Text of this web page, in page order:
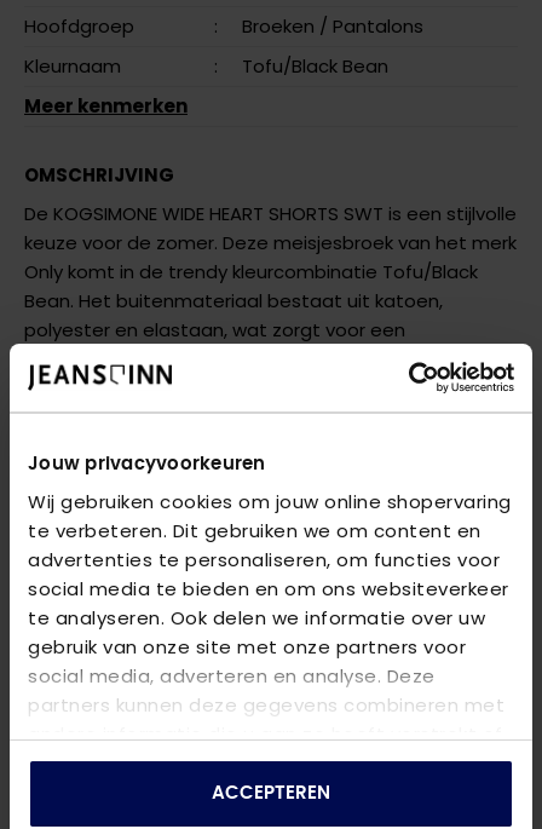
Jouw privacyvoorkeuren
Wij gebruiken cookies om jouw online shopervaring
te verbeteren. Dit gebruiken we om content en
advertenties te personaliseren, om functies voor
social media te bieden en om ons websiteverkeer
te analyseren. Ook delen we informatie over uw
gebruik van onze site met onze partners voor
social media, adverteren en analyse. Deze
partners kunnen deze gegevens combineren met
andere informatie die u aan ze heeft verstrekt of
die ze hebben verzameld op basis van uw gebruik
ACCEPTEREN
Hoofdgroep
: Broeken / Pantalons
Kleurnaam
:
Tofu/Black Bean
Meer kenmerken
OMSCHRIJVING
De KOGSIMONE WIDE HEART SHORTS SWT is een stijlvolle
keuze voor de zomer. Deze meisjesbroek van het merk
Only komt in de trendy kleurcombinatie Tofu/Black
Bean. Het buitenmateriaal bestaat uit katoen,
polyester en elastaan, wat zorgt voor een
comfortabele en duurzame pasvorm. De shorts
hebben een bijzonder ontwerp met speelse
hartvormige details die direct opvallen. Dankzij de
zorgen ze voor een ontspannen draagcomfort. De
decoratieve print op de stof maakt dit kledingstuk
uniek en bijzonder geschikt voor zomerse avonturen.
Combineer de shorts met een luchtig T-shirt of een
vlotte top, te vinden op dezelfde site, voor een
complete en modieuze look.
VRAGEN OVER DIT PRODUCT?
winkels. Stel je vraag aan deklantenserviceof bezoek
.